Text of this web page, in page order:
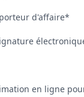
d'affaire*
en ligne